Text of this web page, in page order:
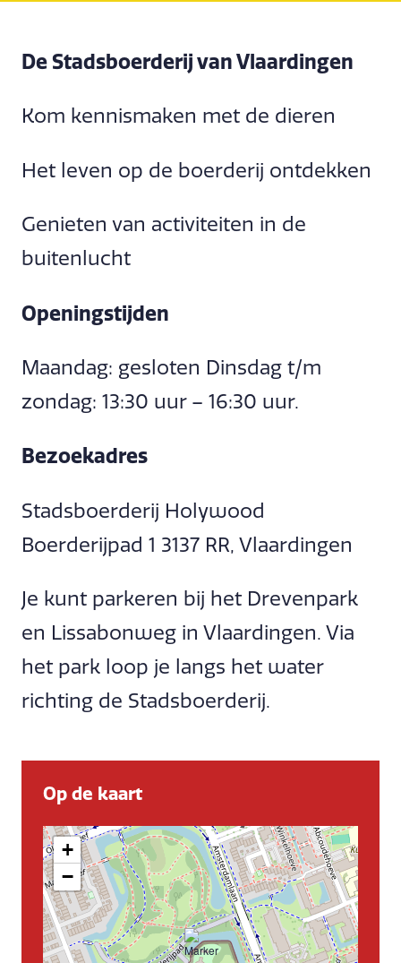
De Stadsboerderij van Vlaardingen
Kom kennismaken met de dieren
Het leven op de boerderij ontdekken
Genieten van activiteiten in de
buitenlucht
Openingstijden
Maandag: gesloten Dinsdag t/m
zondag: 13:30 uur – 16:30 uur.
Bezoekadres
Stadsboerderij Holywood
Boerderijpad 1 3137 RR, Vlaardingen
Je kunt parkeren bij het Drevenpark
en Lissabonweg in Vlaardingen. Via
het park loop je langs het water
richting de Stadsboerderij.
Op de kaart
+
−